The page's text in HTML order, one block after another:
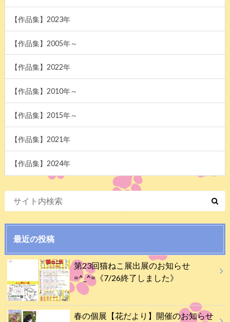
【作品集】2023年
【作品集】2005年～
【作品集】2022年
【作品集】2010年～
【作品集】2015年～
【作品集】2021年
【作品集】2024年
最近の投稿
第23回猫ねこ展出展のお知らせ
=^_^=《7/26終了しました》
春の個展【花だより】開催のお知らせ